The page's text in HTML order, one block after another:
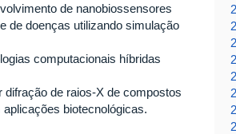
de nanobiossensores
de doenças utilizando simulação
computacionais híbridas
de raios-X de compostos
biotecnológicas.